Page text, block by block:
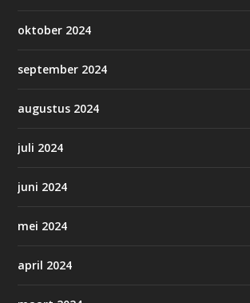
oktober 2024
september 2024
augustus 2024
juli 2024
juni 2024
mei 2024
april 2024